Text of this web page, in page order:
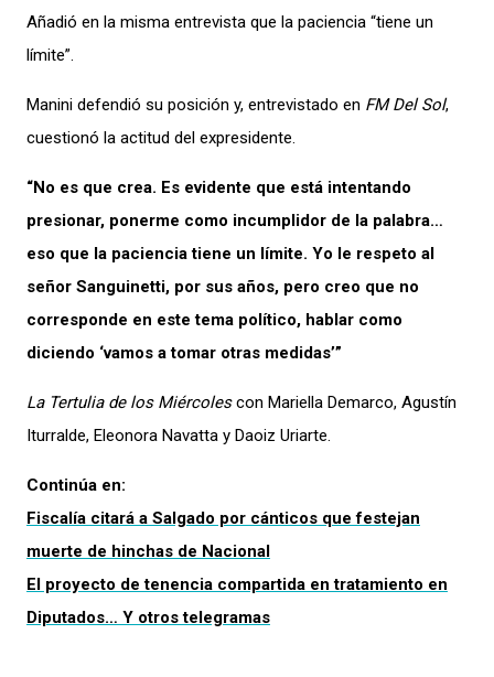
Añadió en la misma entrevista que la paciencia “tiene un
límite”.
Manini defendió su posición y, entrevistado en FM Del Sol,
cuestionó la actitud del expresidente.
“No es que crea. Es evidente que está intentando
presionar, ponerme como incumplidor de la palabra…
eso que la paciencia tiene un límite. Yo le respeto al
señor Sanguinetti, por sus años, pero creo que no
corresponde en este tema político, hablar como
diciendo ‘vamos a tomar otras medidas’”
La Tertulia de los Miércolescon Mariella Demarco, Agustín
Iturralde, Eleonora Navatta y Daoiz Uriarte.
Continúa en:
Fiscalía citará a Salgado por cánticos que festejan
muerte de hinchas de Nacional
El proyecto de tenencia compartida en tratamiento en
Diputados… Y otros telegramas